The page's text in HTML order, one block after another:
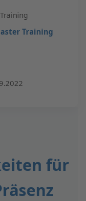
Training
für